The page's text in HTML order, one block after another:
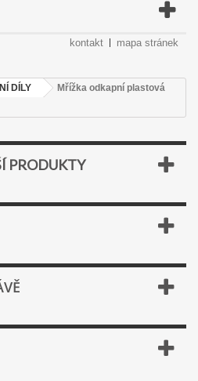
kontakt mapa stránek
DÍLY
Mřížka odkapní plastová
PRODUKTY